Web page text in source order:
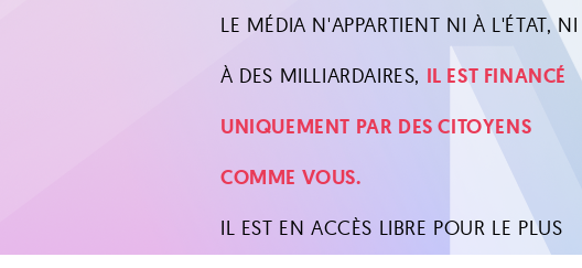
LE MÉDIA N'APPARTIENT NI À L'ÉTAT, NI
À DES MILLIARDAIRES, IL EST FINANCÉ
UNIQUEMENT PAR DES CITOYENS
COMME VOUS.
IL EST EN ACCÈS LIBRE POUR LE PLUS